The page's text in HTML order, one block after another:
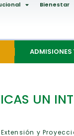
Bienestar
ADMISIONES
UN
y